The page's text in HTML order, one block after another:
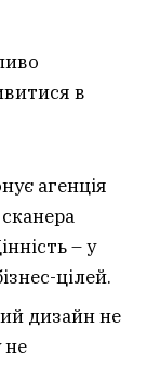
в
агенція
– у
цілей.
дизайн не
не